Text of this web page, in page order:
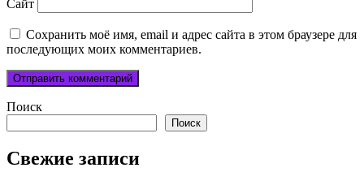
Сайт
Сохранить моё имя, email и адрес сайта в этом браузере для
последующих моих комментариев.
Поиск
Поиск
Свежие записи